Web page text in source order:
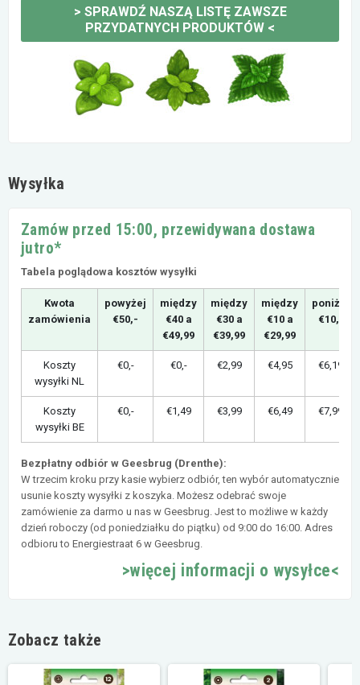
> SPRAWDŹ NASZĄ LISTĘ ZAWSZE
PRZYDATNYCH PRODUKTÓW <
Wysyłka
Zamów przed 15:00, przewidywana dostawa
jutro*
Tabela poglądowa kosztów wysyłki
Kwota
zamówienia
powyżej
€50,-
między
€40 a
€49,99
między
€30 a
€39,99
między
€10 a
€29,99
poniżej
€10,-
Koszty
wysyłki NL
€0,- €0,- €2,99 €4,95 €6,19
Koszty
wysyłki BE
€0,- €1,49 €3,99 €6,49 €7,99
Bezpłatny odbiór w Geesbrug (Drenthe):
W trzecim kroku przy kasie wybierz odbiór, ten wybór automatycznie
usunie koszty wysyłki z koszyka. Możesz odebrać swoje
zamówienie za darmo u nas w Geesbrug. Jest to możliwe w każdy
dzień roboczy (od poniedziałku do piątku) od 9:00 do 16:00. Adres
odbioru to Energiestraat 6 w Geesbrug.
>więcej informacji o wysyłce<
Zobacz także